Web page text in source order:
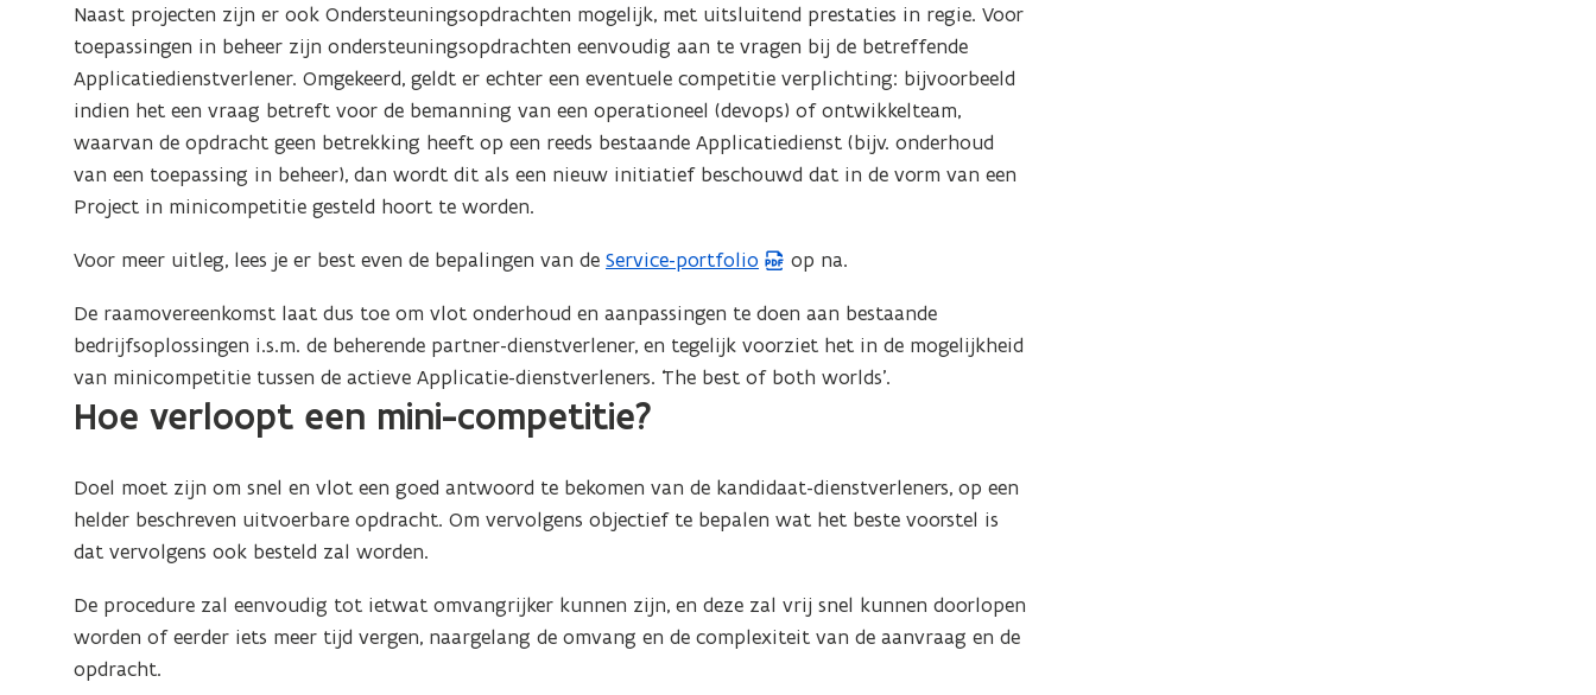
n
n
i
e
u
w
v
n
s
t
e
r
Naast projecten zijn er ook Ondersteuningsopdrachten mogelijk, met uitsluitend prestaties in regie. Voor
toepassingen in beheer zijn ondersteuningsopdrachten eenvoudig aan te vragen bij de betreffende
Applicatiedienstverlener. Omgekeerd, geldt er echter een eventuele competitie verplichting: bijvoorbeeld
indien het een vraag betreft voor de bemanning van een operationeel (devops) of ontwikkelteam,
waarvan de opdracht geen betrekking heeft op een reeds bestaande Applicatiedienst (bijv. onderhoud
van een toepassing in beheer), dan wordt dit als een nieuw initiatief beschouwd dat in de vorm van een
Project in minicompetitie gesteld hoort te worden.
Voor meer uitleg, lees je er best even de bepalingen van deService-portfolio
(
D
F
b
e
t
a
o
p
op na.
De raamovereenkomst laat dus toe om vlot onderhoud en aanpassingen te doen aan bestaande
bedrijfsoplossingen i.s.m. de beherende partner-dienstverlener, en tegelijk voorziet het in de mogelijkheid
van minicompetitie tussen de actieve Applicatie-dienstverleners. ‘The best of both worlds’.
Hoe verloopt een mini-competitie?
Doel moet zijn om snel en vlot een goed antwoord te bekomen van de kandidaat-dienstverleners, op een
helder beschreven uitvoerbare opdracht. Om vervolgens objectief te bepalen wat het beste voorstel is
dat vervolgens ook besteld zal worden.
De procedure zal eenvoudig tot ietwat omvangrijker kunnen zijn, en deze zal vrij snel kunnen doorlopen
worden of eerder iets meer tijd vergen, naargelang de omvang en de complexiteit van de aanvraag en de
opdracht.